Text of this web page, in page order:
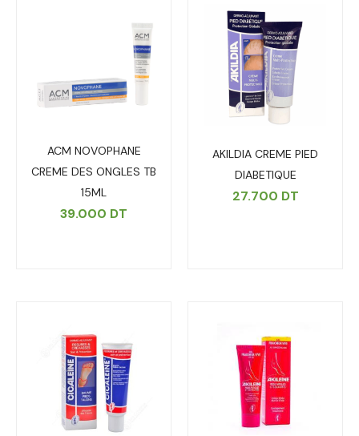
ACM NOVOPHANE
CREME DES ONGLES TB
15ML
39.000 DT
AKILDIA CREME PIED
DIABETIQUE
27.700 DT